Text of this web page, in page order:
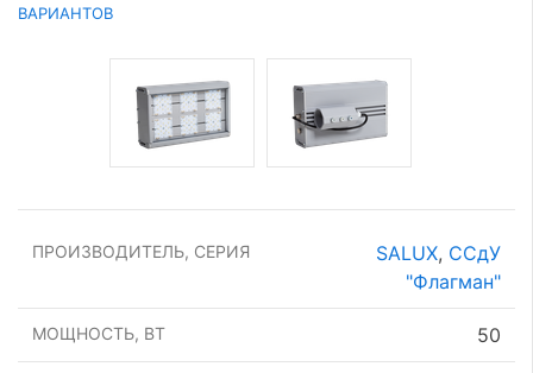
ВАРИАНТОВ
ПРОИЗВОДИТЕЛЬ, СЕРИЯ SALUX, ССдУ
"Флагман"
МОЩНОСТЬ, ВТ 50